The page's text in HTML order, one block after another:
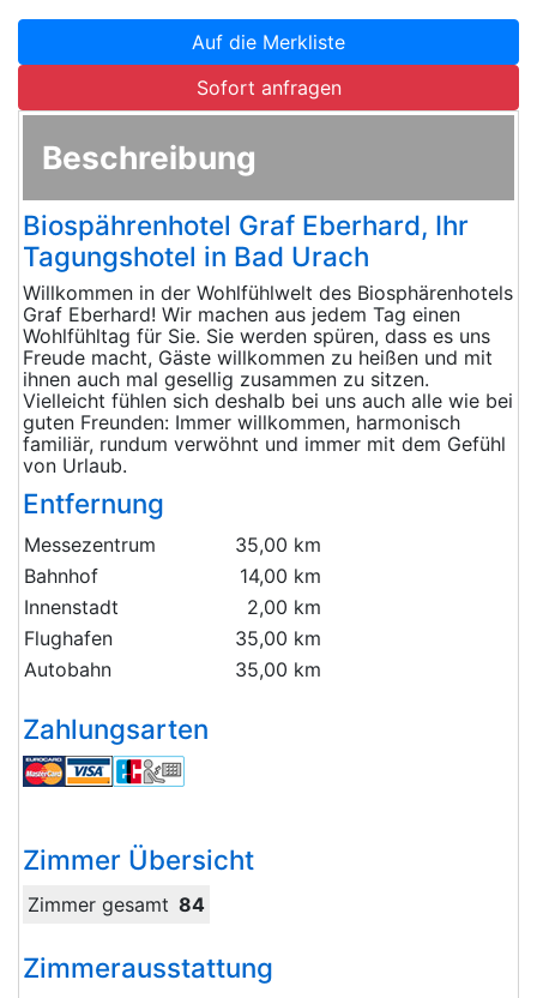
Auf die Merkliste
Sofort anfragen
Beschreibung
Biospährenhotel Graf Eberhard, Ihr
Tagungshotel in Bad Urach
Willkommen in der Wohlfühlwelt des Biosphärenhotels
Graf Eberhard! Wir machen aus jedem Tag einen
Wohlfühltag für Sie. Sie werden spüren, dass es uns
Freude macht, Gäste willkommen zu heißen und mit
ihnen auch mal gesellig zusammen zu sitzen.
Vielleicht fühlen sich deshalb bei uns auch alle wie bei
guten Freunden: Immer willkommen, harmonisch
familiär, rundum verwöhnt und immer mit dem Gefühl
von Urlaub.
Entfernung
Messezentrum
35,00 km
Bahnhof
14,00 km
Innenstadt
2,00 km
Flughafen
35,00 km
Autobahn
35,00 km
Zahlungsarten
Zimmer Übersicht
Zimmer gesamt 84
Zimmerausstattung